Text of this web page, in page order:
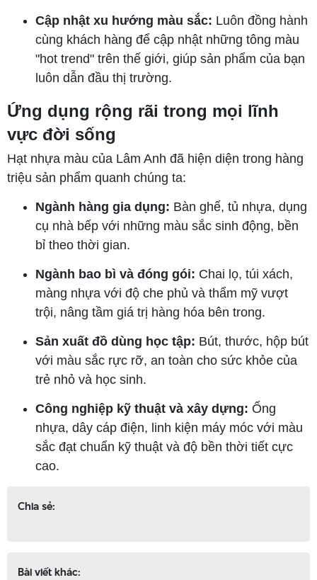
Cập nhật xu hướng màu sắc: Luôn đồng hành
cùng khách hàng để cập nhật những tông màu
"hot trend" trên thế giới, giúp sản phẩm của bạn
luôn dẫn đầu thị trường.
Ứng dụng rộng rãi trong mọi lĩnh
vực đời sống
Hạt nhựa màu của Lâm Anh đã hiện diện trong hàng
triệu sản phẩm quanh chúng ta:
Ngành hàng gia dụng: Bàn ghế, tủ nhựa, dụng
cụ nhà bếp với những màu sắc sinh động, bền
bỉ theo thời gian.
Ngành bao bì và đóng gói: Chai lọ, túi xách,
màng nhựa với độ che phủ và thẩm mỹ vượt
trội, nâng tầm giá trị hàng hóa bên trong.
Sản xuất đồ dùng học tập: Bút, thước, hộp bút
với màu sắc rực rỡ, an toàn cho sức khỏe của
trẻ nhỏ và học sinh.
Công nghiệp kỹ thuật và xây dựng: Ống
nhựa, dây cáp điện, linh kiện máy móc với màu
sắc đạt chuẩn kỹ thuật và độ bền thời tiết cực
cao.
Chia sẻ:
Bài viết khác: